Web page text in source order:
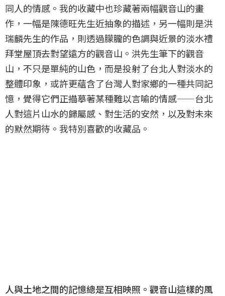
同人的情感。我的收藏中也珍藏著兩幅觀音山的畫
作，一幅是陳德旺先生近抽象的描述，另一幅則是洪
瑞麟先生的作品，則透過朦朧的色調與近景的淡水禮
拜堂屋頂去對望遠方的觀音山。洪先生筆下的觀音
山，不只是單純的山色，而是投射了台北人對淡水的
整體印象，或許更蘊含了台灣人對家鄉的一種共同記
憶，覺得它們正描摹著某種難以言喻的情感——台北
人對這片山水的歸屬感、對生活的安然，以及對未來
的默然期待。我特別喜歡的收藏品。
人與土地之間的記憶總是互相映照。觀音山這樣的風